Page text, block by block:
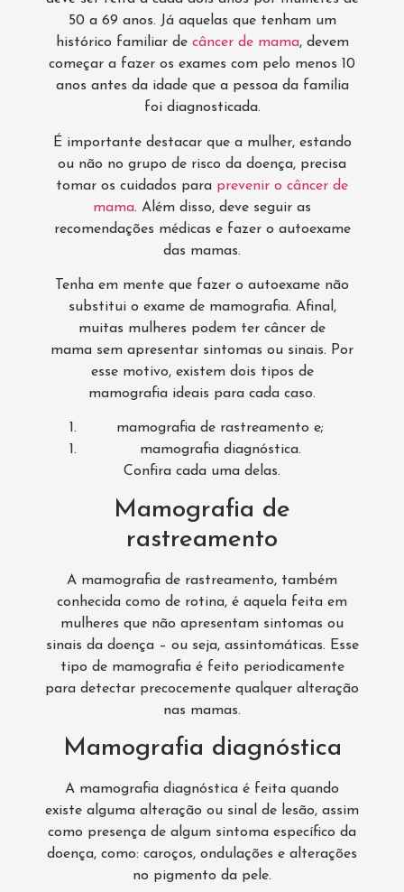
50 a 69 anos. Já aquelas que tenham um
histórico familiar de câncer de mama, devem
começar a fazer os exames com pelo menos 10
anos antes da idade que a pessoa da família
foi diagnosticada.
É importante destacar que a mulher, estando
ou não no grupo de risco da doença, precisa
tomar os cuidados para prevenir o câncer de
mama. Além disso, deve seguir as
recomendações médicas e fazer o autoexame
das mamas.
Tenha em mente que fazer o autoexame não
substitui o exame de mamografia. Afinal,
muitas mulheres podem ter câncer de
mama sem apresentar sintomas ou sinais. Por
esse motivo, existem dois tipos de
mamografia ideais para cada caso.
mamografia de rastreamento e;
mamografia diagnóstica.
Confira cada uma delas.
Mamografia de
rastreamento
A mamografia de rastreamento, também
conhecida como de rotina, é aquela feita em
mulheres que não apresentam sintomas ou
sinais da doença – ou seja, assintomáticas. Esse
tipo de mamografia é feito periodicamente
para detectar precocemente qualquer alteração
nas mamas.
Mamografia diagnóstica
A mamografia diagnóstica é feita quando
existe alguma alteração ou sinal de lesão, assim
como presença de algum sintoma específico da
doença, como: caroços, ondulações e alterações
no pigmento da pele.